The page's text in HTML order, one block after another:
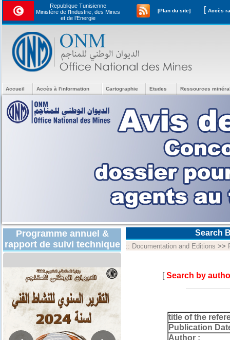
Republique Tunisienne
Ministère de l'Industrie, des Mines
et de l’Energie
[Plan du site] [
Accueil Accès à l'information Cartographie Etudes Ressources
Programme annuel &
rapport de suivi technique
Search
:: Documentation and Editions >>
[Search by
title of the
Publication
Author :